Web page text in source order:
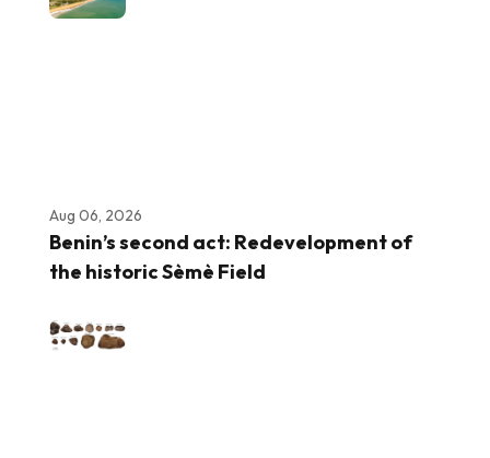
Aug 06, 2026
Benin’s second act: Redevelopment of
the historic Sèmè Field